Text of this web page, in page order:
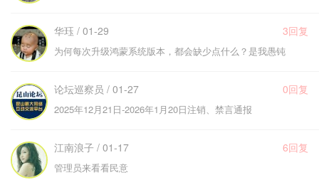
华珏 / 01-29 3回复
为何每次升级鸿蒙系统版本，都会缺少点什么？是我愚钝
论坛巡察员 / 01-27 0回复
2025年12月21日-2026年1月20日注销、禁言通报
江南浪子 / 01-17 6回复
管理员来看看民意